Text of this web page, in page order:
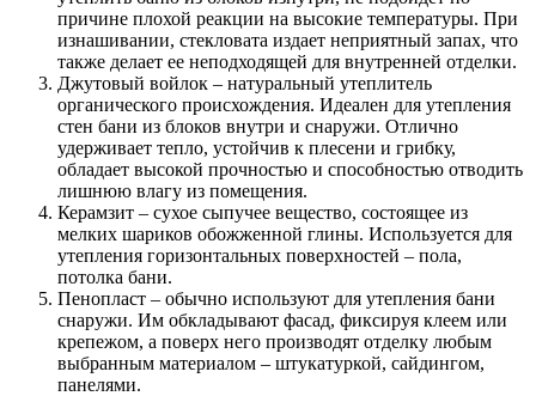
причине плохой реакции на высокие температуры. При
изнашивании, стекловата издает неприятный запах, что
также делает ее неподходящей для внутренней отделки.
Джутовый войлок – натуральный утеплитель
органического происхождения. Идеален для утепления
стен бани из блоков внутри и снаружи. Отлично
удерживает тепло, устойчив к плесени и грибку,
обладает высокой прочностью и способностью отводить
лишнюю влагу из помещения.
Керамзит – сухое сыпучее вещество, состоящее из
мелких шариков обожженной глины. Используется для
утепления горизонтальных поверхностей – пола,
потолка бани.
Пенопласт – обычно используют для утепления бани
снаружи. Им обкладывают фасад, фиксируя клеем или
крепежом, а поверх него производят отделку любым
выбранным материалом – штукатуркой, сайдингом,
панелями.